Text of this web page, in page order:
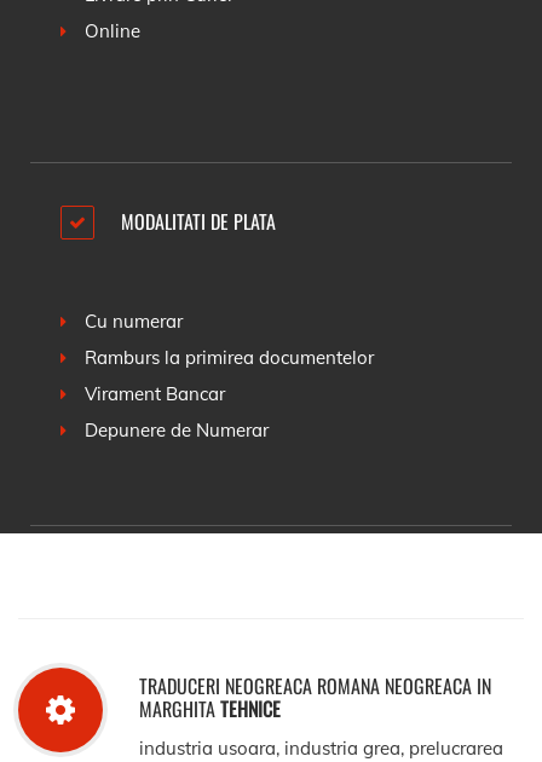
Online
MODALITATI DE PLATA
Cu numerar
Ramburs la primirea documentelor
Virament Bancar
Depunere de Numerar
TRADUCERI NEOGREACA ROMANA NEOGREACA IN
MARGHITATEHNICE
industria usoara, industria grea, prelucrarea